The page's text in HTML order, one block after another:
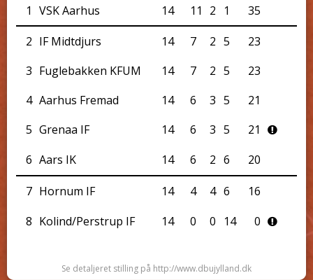
1 VSK Aarhus 14 11 2 1
35
2 IF Midtdjurs 14 7 2 5
23
3 Fuglebakken KFUM 14 7 2 5
23
4 Aarhus Fremad 14 6 3 5
21
5 Grenaa IF 14 6 3 5
21
6 Aars IK 14 6 2 6 20
7 Hornum IF 14 4 4 6
16
8 Kolind/Perstrup IF 14 0 0 14 0
Se detaljeret stilling på http://www.dbujylland.dk